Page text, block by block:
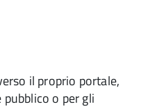
il proprio portale,
o per gli